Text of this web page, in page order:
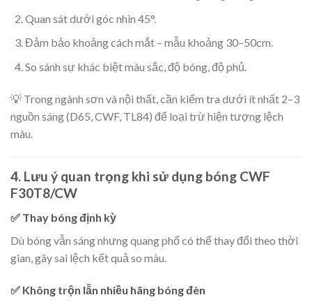
Quan sát dưới góc nhìn 45°.
Đảm bảo khoảng cách mắt – mẫu khoảng 30–50cm.
So sánh sự khác biệt màu sắc, độ bóng, độ phủ.
💡 Trong ngành sơn và nội thất, cần kiểm tra dưới ít nhất 2–3
nguồn sáng (D65, CWF, TL84) để loại trừ hiện tượng lệch
màu.
4. Lưu ý quan trọng khi sử dụng bóng CWF
F30T8/CW
✅ Thay bóng định kỳ
Dù bóng vẫn sáng nhưng quang phổ có thể thay đổi theo thời
gian, gây sai lệch kết quả so màu.
✅ Không trộn lẫn nhiều hãng bóng đèn